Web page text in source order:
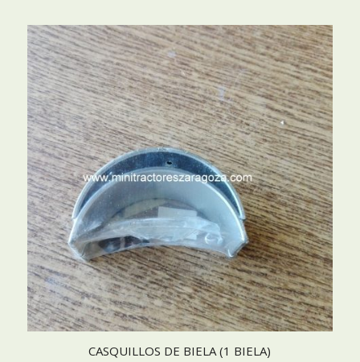
CASQUILLOS DE BIELA (1 BIELA)